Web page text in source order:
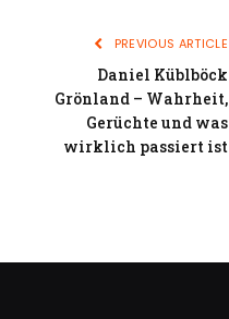
PREVIOUS ARTICLE
Daniel Küblböck
Grönland – Wahrheit,
Gerüchte und was
wirklich passiert ist